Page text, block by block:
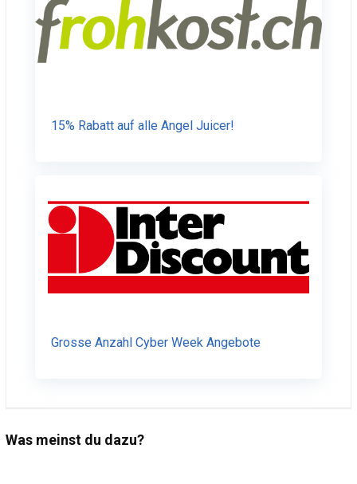
15% Rabatt auf alle Angel Juicer!
Grosse Anzahl Cyber Week Angebote
Was meinst du dazu?